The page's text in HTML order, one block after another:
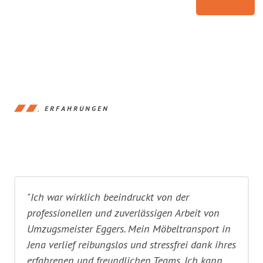
ERFAHRUNGEN
"Ich war wirklich beeindruckt von der
professionellen und zuverlässigen Arbeit von
Umzugsmeister Eggers. Mein Möbeltransport in
Jena verlief reibungslos und stressfrei dank ihres
erfahrenen und freundlichen Teams. Ich kann